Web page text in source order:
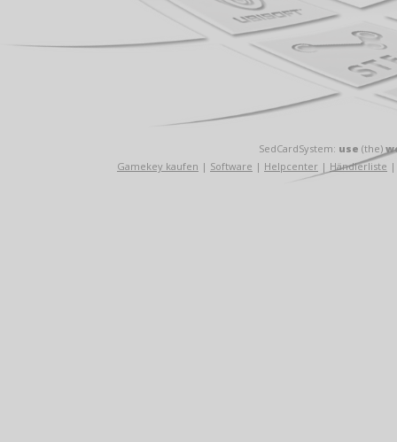
SedCardSystem: use (the)
Gamekey kaufen | Software | Helpcenter | Händlerliste